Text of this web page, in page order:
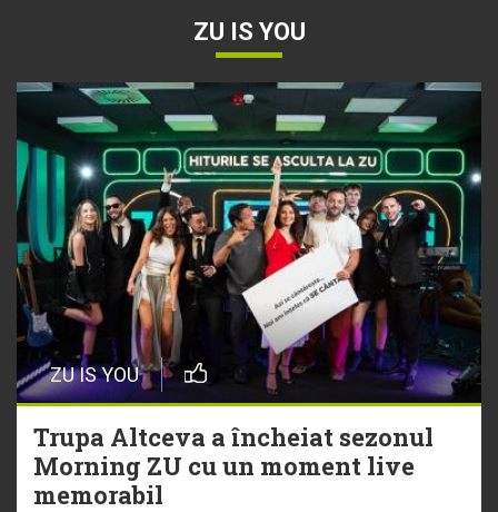
Bătălie strânsă la Hitul Monstru Al
Verii: Cabron versus Faydee
21 Iulie
Dă volumul mai tare! Cabron vine
cu Hitul Monstru al Verii
20 Iulie
Episod nou | Muzica Aia x DJ
Christian Thomson
20 Iulie
Torpedoul lui Morar: Theo Rose -
ZU IS YOU
ZU IS YOU
Trupa Altceva a încheiat sezonul
Morning ZU cu un moment live
memorabil